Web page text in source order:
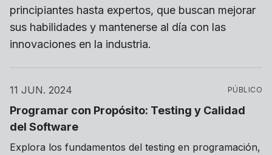
principiantes hasta expertos, que buscan mejorar
sus habilidades y mantenerse al día con las
innovaciones en la industria.
11 JUN. 2024 PÚBLICO
Programar con Propósito: Testing y Calidad
del Software
Explora los fundamentos del testing en programación,